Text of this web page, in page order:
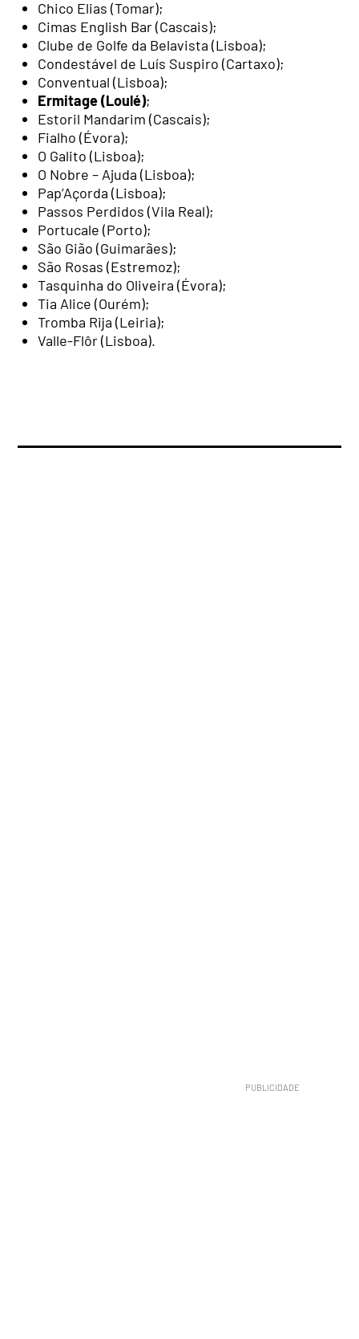
Chico Elias (Tomar);
Cimas English Bar (Cascais);
Clube de Golfe da Belavista (Lisboa);
Condestável de Luís Suspiro (Cartaxo);
Conventual (Lisboa);
Ermitage (Loulé);
Estoril Mandarim (Cascais);
Fialho (Évora);
O Galito (Lisboa);
O Nobre – Ajuda (Lisboa);
Pap’Açorda (Lisboa);
Passos Perdidos (Vila Real);
Portucale (Porto);
São Gião (Guimarães);
São Rosas (Estremoz);
Tasquinha do Oliveira (Évora);
Tia Alice (Ourém);
Tromba Rija (Leiria);
Valle-Flôr (Lisboa).